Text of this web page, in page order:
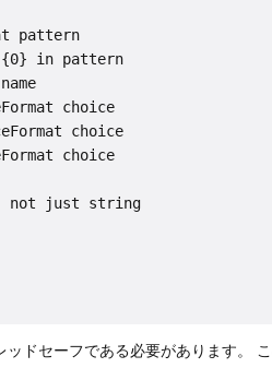
pattern
in pattern
choice
choice
choice
not just string
ドセーフである必要があります。